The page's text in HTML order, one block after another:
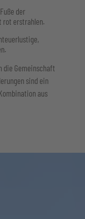
der
rot erstrahlen.
die Gemeinschaft
sind ein
aus